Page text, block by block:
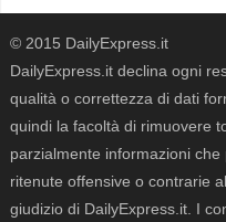
© 2015 DailyExpress.it
DailyExpress.it declina ogni
qualità o correttezza di dati
quindi la facoltà di rimuovere
parzialmente informazioni
ritenute offensive o contrarie
giudizio di DailyExpress.it. I